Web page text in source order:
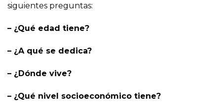
siguientes preguntas:
– ¿Qué edad tiene?
– ¿A qué se dedica?
– ¿Dónde vive?
– ¿Qué nivel socioeconómico tiene?